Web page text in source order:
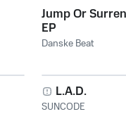
Jump Or
EP
Danske Beat
L.A.D.
SUNCODE